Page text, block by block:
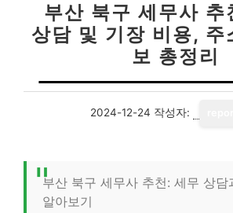
부산 북구 세무사
상담 및 기장 비용, 주
보 총정리
2024-12-24 작성자:
부산 북구 세무사 추천: 세무 상담
알아보기